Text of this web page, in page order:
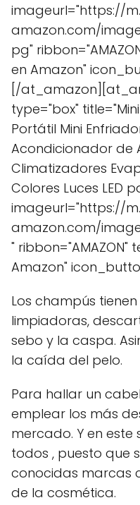
imageurl="https://
amazon.com/
pg"
en Amazon"
[/
type="box"
Portátil Mini
Acondicionador de
Climatizadores
Colores Luces LED
imageurl="https://
amazon.com/
"
Amazon"
Los champús
limpiadoras,
sebo y la caspa.
la caída del pelo.
Para hallar un
emplear los más
mercado. Y en este
todos , puesto que
conocidas marcas
de la cosmética.